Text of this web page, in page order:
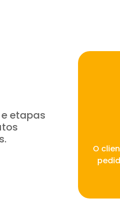
e etapas
O